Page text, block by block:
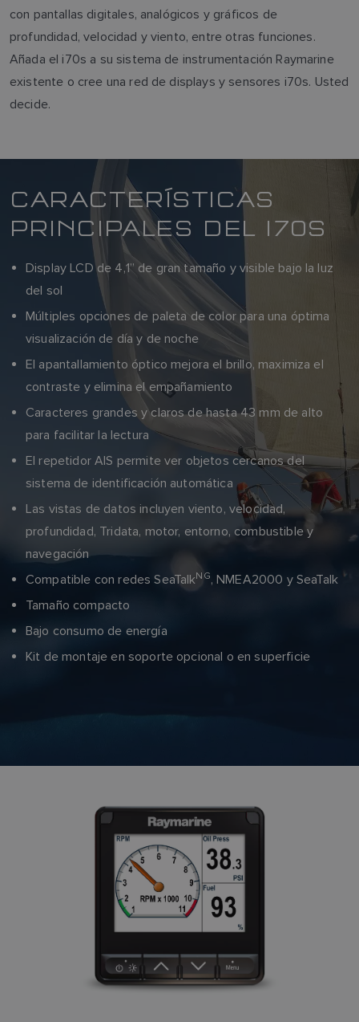
con pantallas digitales, analógicos y gráficos de
profundidad, velocidad y viento, entre otras funciones.
Añada el i70s a su sistema de instrumentación Raymarine
existente o cree una red de displays y sensores i70s. Usted
decide.
CARACTERÍSTICAS
PRINCIPALES DEL I70S
Display LCD de 4,1” de gran tamaño y visible bajo la luz
del sol
Múltiples opciones de paleta de color para una óptima
visualización de día y de noche
El apantallamiento óptico mejora el brillo, maximiza el
contraste y elimina el empañamiento
Caracteres grandes y claros de hasta 43 mm de alto
para facilitar la lectura
El repetidor AIS permite ver objetos cercanos del
sistema de identificación automática
Las vistas de datos incluyen viento, velocidad,
profundidad, Tridata, motor, entorno, combustible y
navegación
Compatible con redes SeaTalkNG, NMEA2000 y SeaTalk
Tamaño compacto
Bajo consumo de energía
Kit de montaje en soporte opcional o en superficie